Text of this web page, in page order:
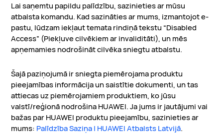
Lai saņemtu papildu palīdzību, sazinieties ar mūsu
atbalsta komandu. Kad sazināties ar mums, izmantojot e-
pastu, lūdzam iekļaut temata rindiņā tekstu “Disabled
Access” (Piekļuve cilvēkiem ar invaliditāti), un mēs
apņemamies nodrošināt cilvēka sniegtu atbalstu.
Šajā paziņojumā ir sniegta piemērojama produktu
pieejamības informācija un saistītie dokumenti, un tas
attiecas uz piemērojamiem produktiem, ko jūsu
valstī/reģionā nodrošina HUAWEI. Ja jums ir jautājumi vai
bažas par HUAWEI produktu pieejamību, sazinieties ar
mums: Palīdzība Saziņa | HUAWEI Atbalsts Latvijā.